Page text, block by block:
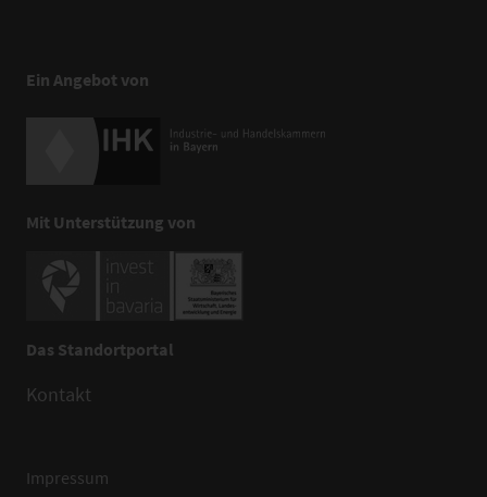
Ein Angebot von
Mit Unterstützung von
Das Standortportal
Kontakt
Impressum